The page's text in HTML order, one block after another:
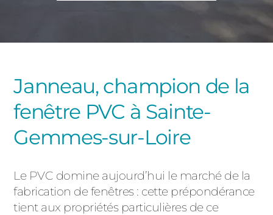
Janneau, champion de la
fenêtre PVC à Sainte-
Gemmes-sur-Loire
Le PVC domine aujourd’hui le marché de la
fabrication de fenêtres : cette prépondérance
tient aux propriétés particulières de ce
ALUMINIUM
CARPORTS